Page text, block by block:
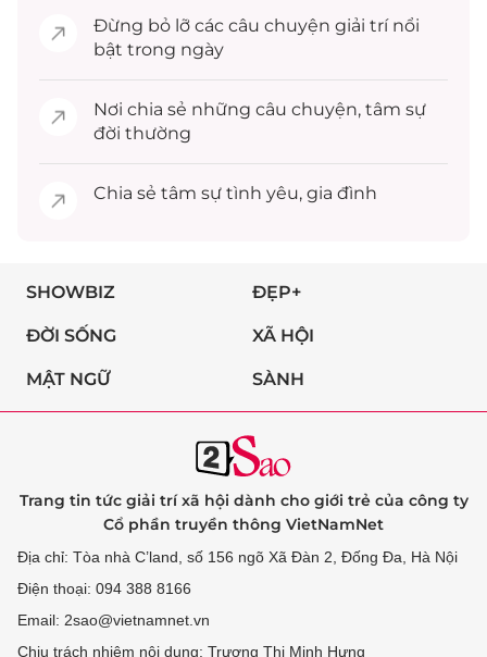
Đừng bỏ lỡ các câu chuyện giải trínổi
bật trong ngày
Nơi chia sẻ những câu chuyện, tâm sự
đời thường
Chia sẻ tâm sự tình yêu, gia đình
SHOWBIZ ĐẸP+
ĐỜI SỐNG XÃ HỘI
MẬT NGỮ SÀNH
Trang tin tức giải trí xã hội dành cho giới trẻ của công ty
Cổ phần truyền thông VietNamNet
Địa chỉ: Tòa nhà C’land, số 156 ngõ Xã Đàn 2, Đống Đa, Hà Nội
Điện thoại: 094 388 8166
Email: 2sao@vietnamnet.vn
Chịu trách nhiệm nội dung: Trương Thị Minh Hưng